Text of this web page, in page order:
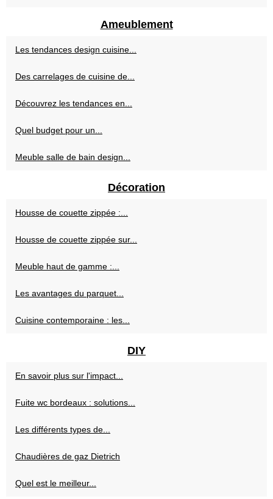
Ameublement
Les tendances design cuisine...
Des carrelages de cuisine de...
Découvrez les tendances en...
Quel budget pour un...
Meuble salle de bain design...
Décoration
Housse de couette zippée :...
Housse de couette zippée sur...
Meuble haut de gamme :...
Les avantages du parquet...
Cuisine contemporaine : les...
DIY
En savoir plus sur l'impact...
Fuite wc bordeaux : solutions...
Les différents types de...
Chaudières de gaz Dietrich
Quel est le meilleur...